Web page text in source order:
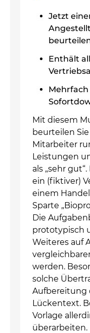
Jetzt
Enthält
Mit diesem
beurteilen
Mitarbeiter
Leistungen
als „sehr
ein (fiktiver)
einem
Sparte
Die
prototypisch
Weiteres auf
werden.
solche
Aufbereitung
Lückentext.
Vorlage
überarbeiten.